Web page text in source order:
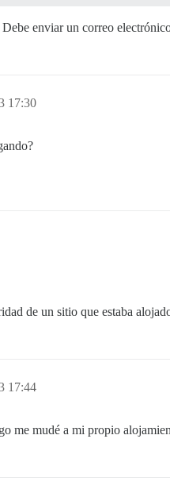
enviar un correo
17:30
de un sitio que estaba
17:44
me mudé a mi propio